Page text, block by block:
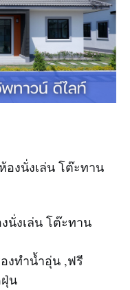
องนั่งเล่น โต๊ะทาน
นั่งเล่น โต๊ะทาน
งทำน้ำอุ่น ,ฟรี
น